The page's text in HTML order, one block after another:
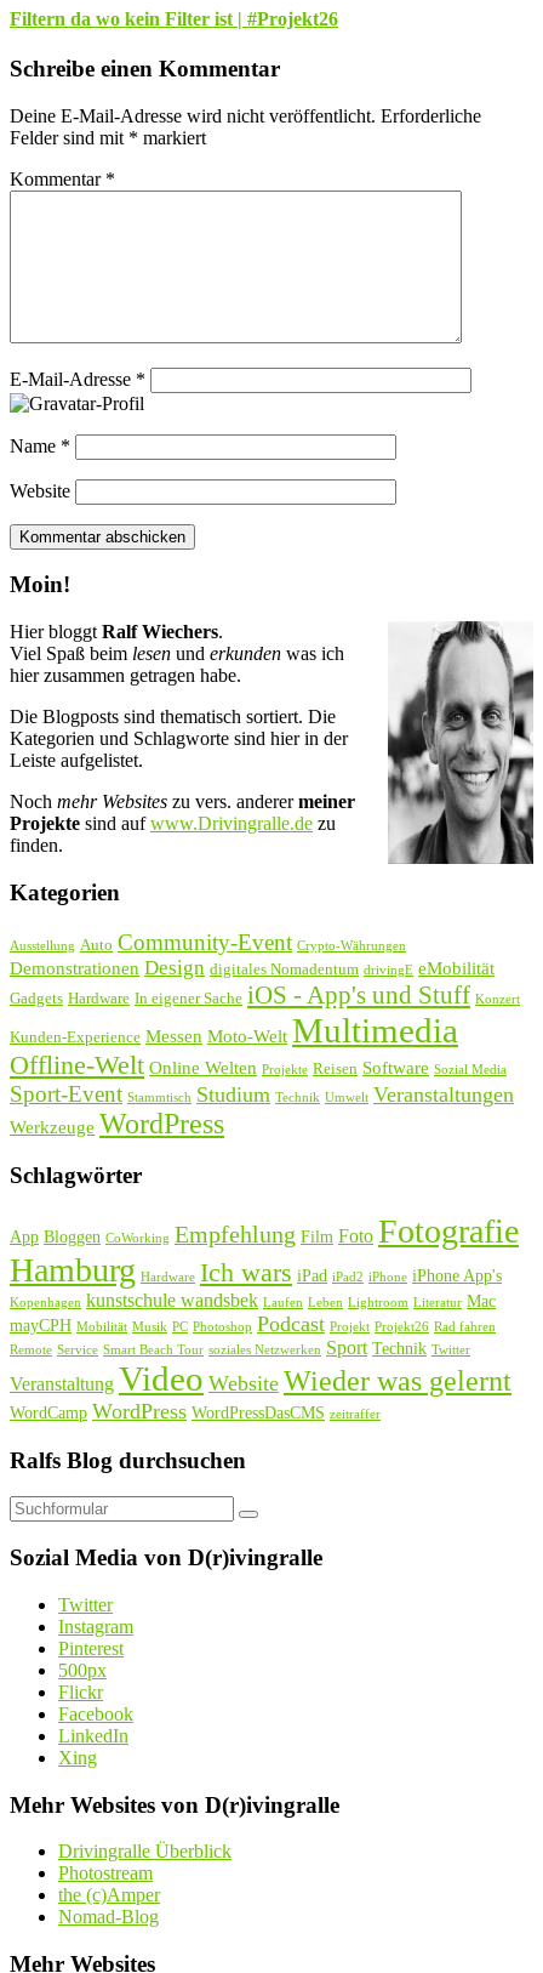
Filtern da wo kein Filter ist | #Projekt26
Schreibe einen Kommentar
Deine E-Mail-Adresse wird nicht veröffentlicht. Erforderliche
Felder sind mit * markiert
Kommentar *
E-Mail-Adresse *
Name *
Website
Moin!
Hier bloggt Ralf Wiechers.
Viel Spaß beim lesen und erkunden was ich
hier zusammen getragen habe.
Die Blogposts sind thematisch sortiert. Die
Kategorien und Schlagworte sind hier in der
Leiste aufgelistet.
Noch mehr Websites zu vers. anderermeiner
Projekte sind aufwww.Drivingralle.de zu
finden.
Kategorien
Ausstellung Auto Community-Event Crypto-Währungen
Demonstrationen Design digitales Nomadentum drivingE eMobilität
Gadgets Hardware In eigener Sache iOS - App's und Stuff Konzert
Kunden-Experience Messen Moto-Welt Multimedia
Offline-Welt Online Welten Projekte Reisen Software Sozial Media
Sport-Event Stammtisch Studium Technik Umwelt Veranstaltungen
Werkzeuge WordPress
Schlagwörter
App Bloggen CoWorking Empfehlung Film Foto Fotografie
Hamburg Hardware Ich wars iPad iPad2 iPhone iPhone App's
Kopenhagen kunstschule wandsbek Laufen Leben Lightroom Literatur Mac
mayCPH Mobilität Musik PC Photoshop Podcast Projekt Projekt26 Rad fahren
Remote Service Smart Beach Tour soziales Netzwerken Sport Technik Twitter
Veranstaltung Video Website Wieder was gelernt
WordCamp WordPress WordPressDasCMS zeitraffer
Ralfs Blog durchsuchen
Suchen
Sozial Media von D(r)ivingralle
Twitter
Instagram
Pinterest
500px
Flickr
Facebook
LinkedIn
Xing
Mehr Websites von D(r)ivingralle
Drivingralle Überblick
Photostream
the (c)Amper
Nomad-Blog
Mehr Websites